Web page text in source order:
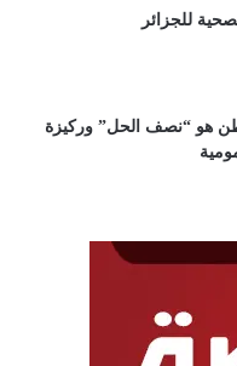
للجزائر
هو “نصف الحل” وركيزة